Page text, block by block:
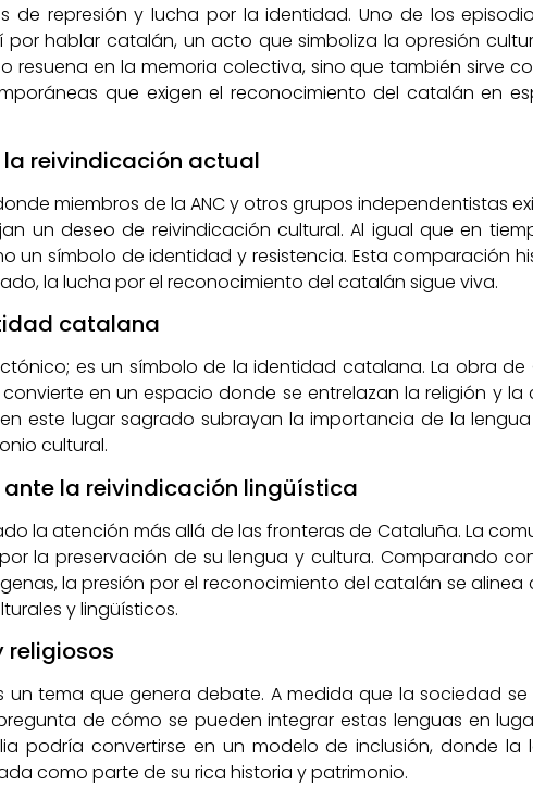
represión y lucha por la identidad. Uno de los
hablar catalán, un acto que simboliza la opresión
resuena en la memoria colectiva, sino que también sirve
que exigen el reconocimiento del catalán en
reivindicación actual
miembros de la ANC y otros grupos independentistas
un deseo de reivindicación cultural. Al igual que en
un símbolo de identidad y resistencia. Esta comparación
la lucha por el reconocimiento del catalán sigue viva.
catalana
es un símbolo de la identidad catalana. La obra de
en un espacio donde se entrelazan la religión y la
este lugar sagrado subrayan la importancia de la
cultural.
la reivindicación lingüística
la atención más allá de las fronteras de Cataluña. La
la preservación de su lengua y cultura. Comparando
la presión por el reconocimiento del catalán se alinea
y lingüísticos.
religiosos
tema que genera debate. A medida que la sociedad se
de cómo se pueden integrar estas lenguas en
podría convertirse en un modelo de inclusión, donde la
como parte de su rica historia y patrimonio.